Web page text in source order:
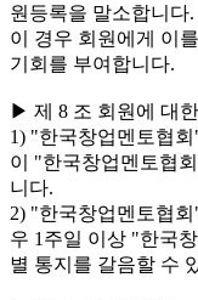
원등록을 말소합니다.
이 경우 회원에게 이
기회를 부여합니다.
▶ 제 8 조 회원에 대한
1) "한국창업멘토협
이 "한국창업멘토협
니다.
2) "한국창업멘토협
우 1주일 이상 "한국
별 통지를 갈음할 수